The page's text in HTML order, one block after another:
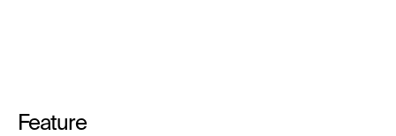
Feature